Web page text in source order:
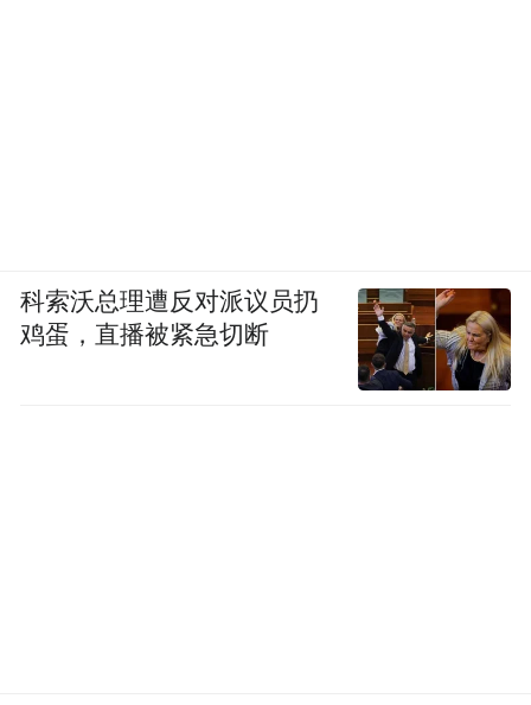
科索沃总理遭反对派议员扔
鸡蛋，直播被紧急切断